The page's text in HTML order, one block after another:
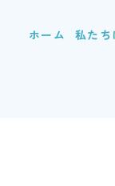
ホーム 私たち